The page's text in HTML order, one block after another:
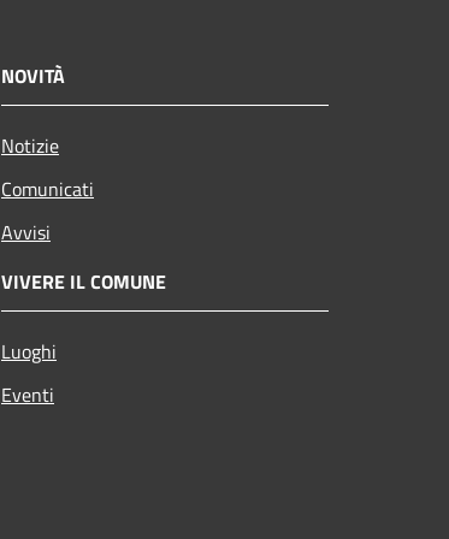
NOVITÀ
Notizie
Comunicati
Avvisi
VIVERE IL COMUNE
Luoghi
Eventi